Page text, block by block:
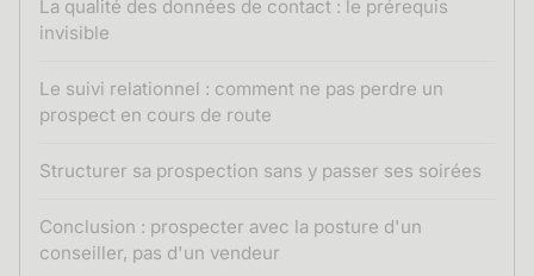
La qualité des données de contact : le prérequis
invisible
Le suivi relationnel : comment ne pas perdre un
prospect en cours de route
Structurer sa prospection sans y passer ses soirées
Conclusion : prospecter avec la posture d'un
conseiller, pas d'un vendeur